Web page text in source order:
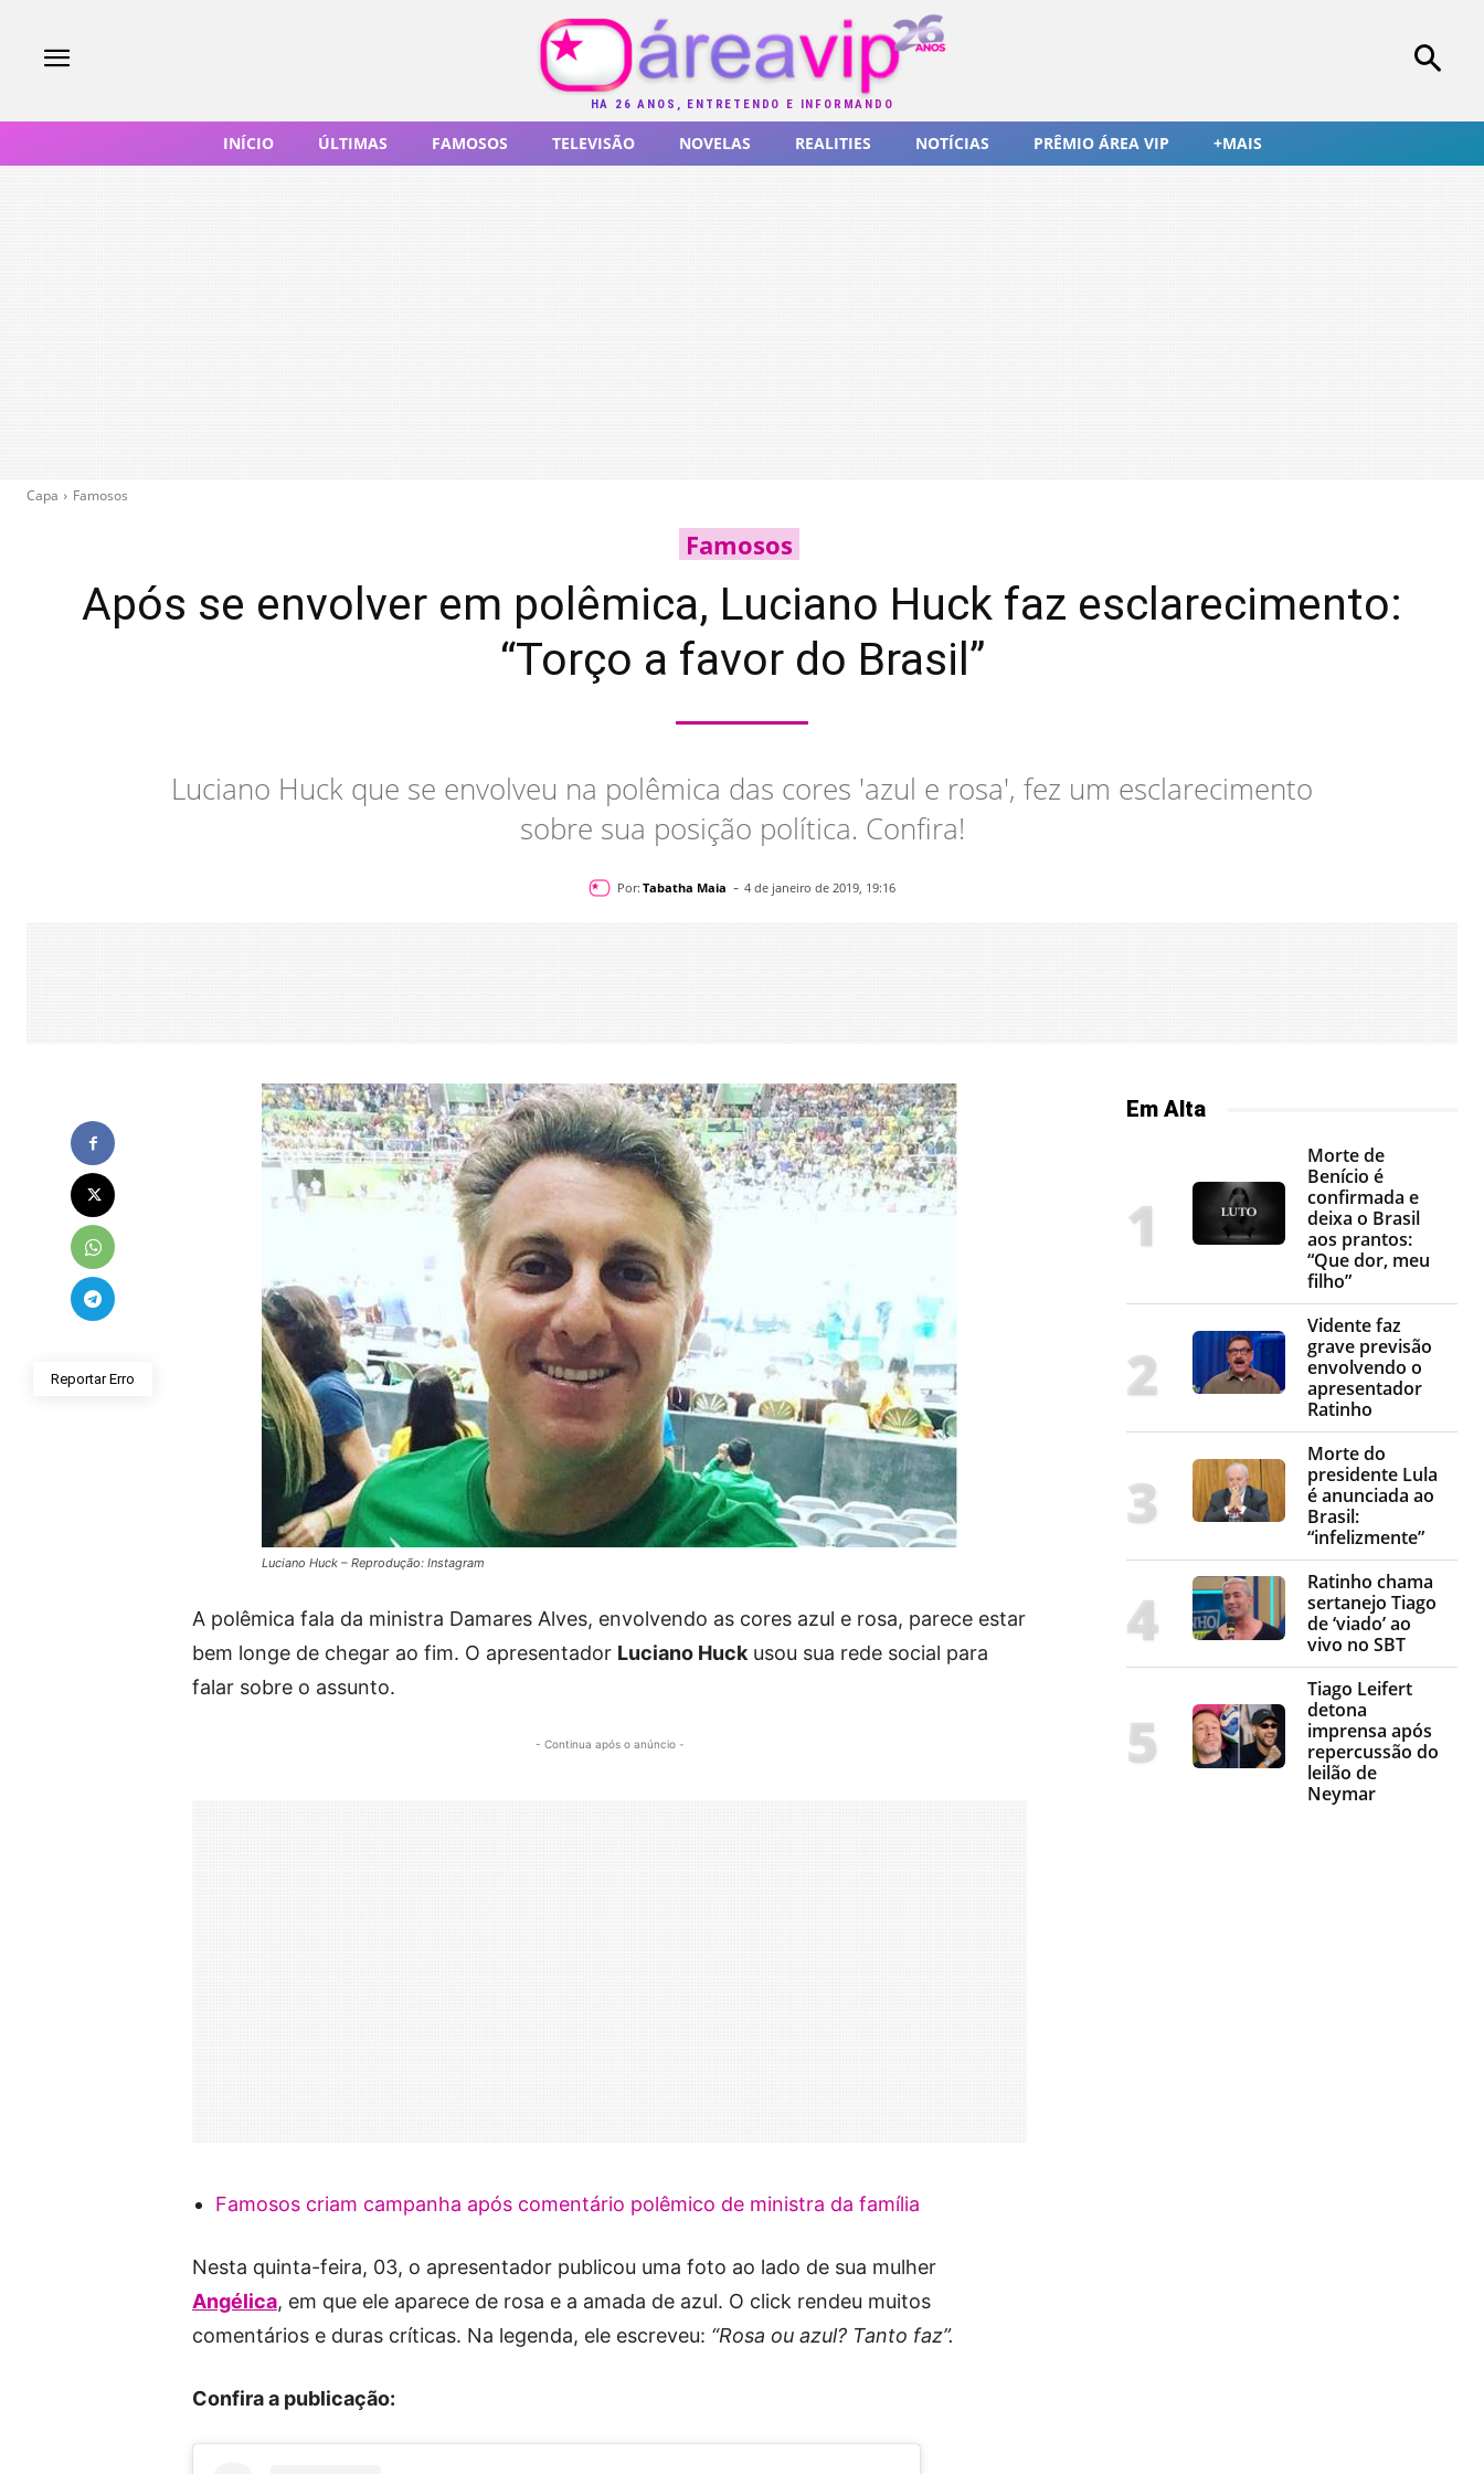
HÁ 26 ANOS, ENTRETENDO E INFORMANDO
INÍCIO ÚLTIMAS FAMOSOS TELEVISÃO NOVELAS REALITIES NOTÍCIAS PRÊMIO ÁREA VIP +MAIS
Capa Famosos
Famosos
Após se envolver em polêmica, Luciano Huck faz esclarecimento:
“Torço a favor do Brasil”
Luciano Huck que se envolveu na polêmica das cores 'azul e rosa', fez um esclarecimento
sobre sua posição política. Confira!
Por: Tabatha Maia - 4 de janeiro de 2019, 19:16
Reportar Erro
Luciano Huck – Reprodução: Instagram
A polêmica fala da ministra Damares Alves, envolvendo as cores azul e rosa, parece estar
bem longe de chegar ao fim. O apresentador Luciano Huck usou sua rede social para
falar sobre o assunto.
- Continua após o anúncio -
Famosos criam campanha após comentário polêmico de ministra da família
Nesta quinta-feira, 03, o apresentador publicou uma foto ao lado de sua mulher
Angélica, em que ele aparece de rosa e a amada de azul. O click rendeu muitos
comentários e duras críticas. Na legenda, ele escreveu: “Rosa ou azul? Tanto faz”.
Confira a publicação:
Em Alta
Morte de
Benício é
confirmada e
deixa o Brasil
aos prantos:
“Que dor, meu
filho”
Vidente faz
grave previsão
envolvendo o
apresentador
Ratinho
Morte do
presidente Lula
é anunciada ao
Brasil:
“infelizmente”
Ratinho chama
sertanejo Tiago
de ‘viado’ ao
vivo no SBT
Tiago Leifert
detona
imprensa após
repercussão do
leilão de
Neymar